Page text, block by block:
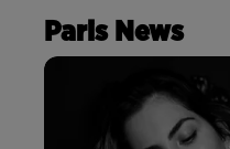
Paris News